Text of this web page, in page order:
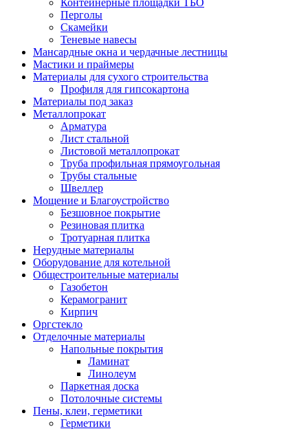
Контейнерные площадки ТБО
Перголы
Скамейки
Теневые навесы
Мансардные окна и чердачные лестницы
Мастики и праймеры
Материалы для сухого строительства
Профиля для гипсокартона
Материалы под заказ
Металлопрокат
Арматура
Лист стальной
Листовой металлопрокат
Труба профильная прямоугольная
Трубы стальные
Швеллер
Мощение и Благоустройство
Безшовное покрытие
Резиновая плитка
Тротуарная плитка
Нерудные материалы
Оборудование для котельной
Общестроительные материалы
Газобетон
Керамогранит
Кирпич
Оргстекло
Отделочные материалы
Напольные покрытия
Ламинат
Линолеум
Паркетная доска
Потолочные системы
Пены, клеи, герметики
Герметики